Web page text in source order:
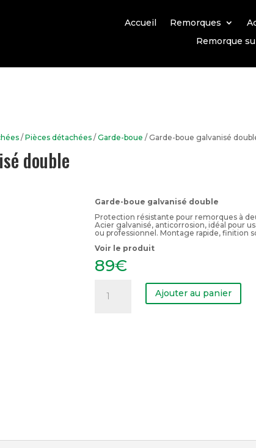
Accueil Remorques
Remorque
/Pièces détachées /Garde-boue / Garde-boue galvanisé
double
Garde-boue galvanisé double
Protection résistante pour remorques à
Acier galvanisé, anticorrosion, idéal pour
ou professionnel. Montage rapide, finition
Voir le produit
89€
Garde-
Ajouter au panier